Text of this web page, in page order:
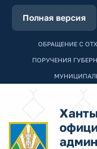
Полная версия
ОБРАЩЕНИЕ С
ПОРУЧЕНИЯ